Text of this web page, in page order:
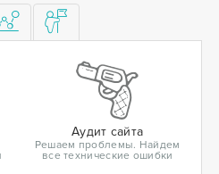
Аудит сайта
Решаем проблемы. Найдем
все технические ошибки